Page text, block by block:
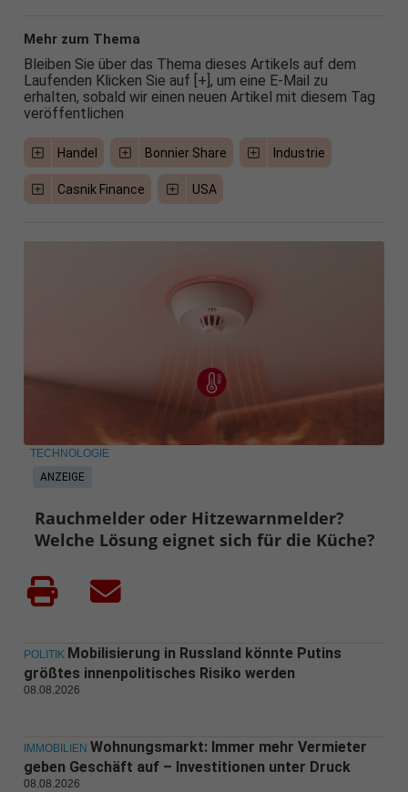
Mehr zum Thema
Bleiben Sie über das Thema dieses Artikels auf dem
Laufenden Klicken Sie auf [+], um eine E-Mail zu
erhalten, sobald wir einen neuen Artikel mit diesem Tag
veröffentlichen
Handel Bonnier Share Industrie
Casnik Finance USA
ANZEIGE
TECHNOLOGIE
Rauchmelder oder Hitzewarnmelder?
Welche Lösung eignet sich für die Küche?
POLITIK Mobilisierung in Russland könnte Putins
größtes innenpolitisches Risiko werden
08.08.2026
IMMOBILIEN Wohnungsmarkt: Immer mehr Vermieter
geben Geschäft auf – Investitionen unter Druck
08.08.2026